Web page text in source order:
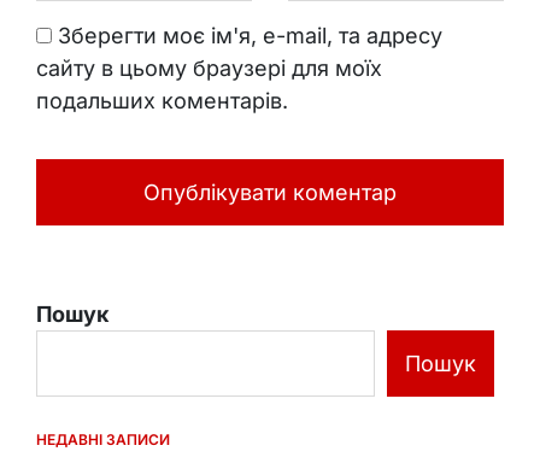
Зберегти моє ім'я, e-mail, та адресу
сайту в цьому браузері для моїх
подальших коментарів.
Пошук
Пошук
НЕДАВНІ ЗАПИСИ